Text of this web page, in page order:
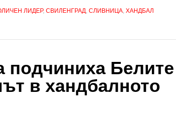
ЛИДЕР, СВИЛЕНГРАД, СЛИВНИЦА, ХАНДБАЛ
подчиниха Белите
в хандбалното